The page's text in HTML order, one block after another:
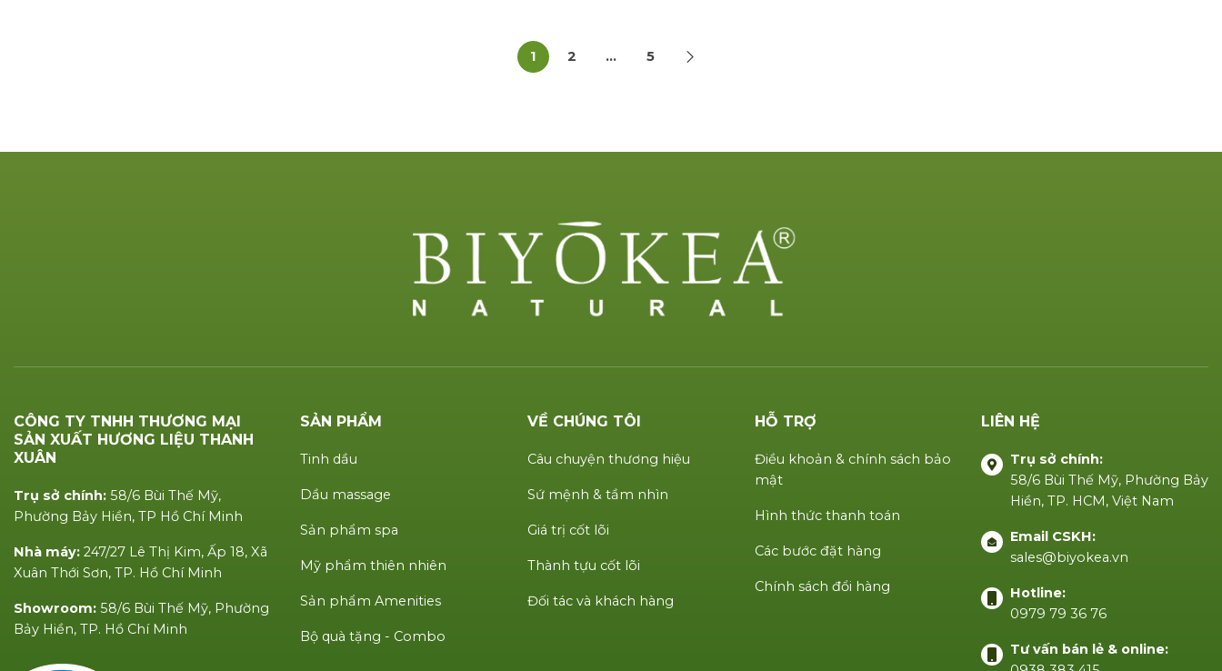
1 2 … 5
CÔNG TY TNHH THƯƠNG MẠI
SẢN XUẤT HƯƠNG LIỆU THANH
XUÂN
Trụ sở chính: 58/6 Bùi Thế Mỹ,
Phường Bảy Hiền, TP Hồ Chí Minh
Nhà máy: 247/27 Lê Thị Kim, Ấp 18, Xã
Xuân Thới Sơn, TP. Hồ Chí Minh
Showroom: 58/6 Bùi Thế Mỹ, Phường
Bảy Hiền, TP. Hồ Chí Minh
SẢN PHẨM
Tinh dầu
Dầu massage
Sản phẩm spa
Mỹ phẩm thiên nhiên
Sản phẩm Amenities
Bộ quà tặng - Combo
VỀ CHÚNG TÔI
Câu chuyện thương hiệu
Sứ mệnh & tầm nhìn
Giá trị cốt lõi
Thành tựu cốt lõi
Đối tác và khách hàng
HỖ TRỢ
Điều khoản & chính sách bảo
mật
Hình thức thanh toán
Các bước đặt hàng
Chính sách đổi hàng
LIÊN HỆ
Trụ sở chính:
58/6 Bùi Thế Mỹ, Phường Bảy
Hiền, TP. HCM, Việt Nam
Email CSKH:
sales@biyokea.vn
Hotline:
0979 79 36 76
Tư vấn bán lẻ & online: